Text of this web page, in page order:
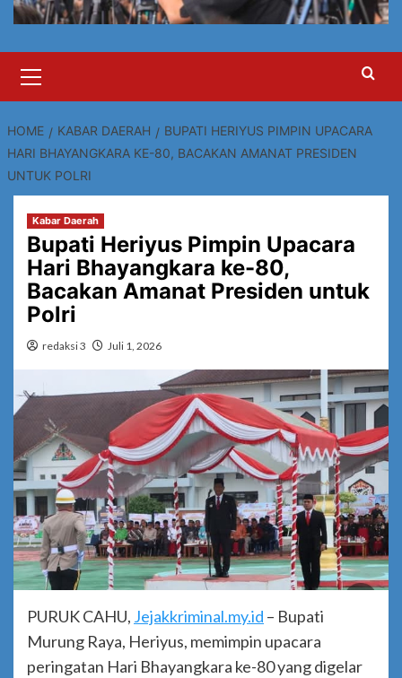
Menu
HOME KABAR DAERAH
BUPATI HERIYUS PIMPIN UPACARA
HARI BHAYANGKARA KE-80, BACAKAN AMANAT PRESIDEN
UNTUK POLRI
Kabar Daerah
Bupati Heriyus Pimpin Upacara
Hari Bhayangkara ke-80,
Bacakan Amanat Presiden untuk
Polri
redaksi 3 Juli 1, 2026
PURUK CAHU, Jejakkriminal.my.id – Bupati
Murung Raya, Heriyus, memimpin upacara
peringatan Hari Bhayangkara ke-80 yang digelar